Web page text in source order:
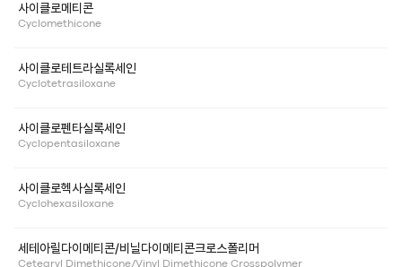
사이클로메티콘
Cyclomethicone
사이클로테트라실록세인
Cyclotetrasiloxane
사이클로펜타실록세인
Cyclopentasiloxane
사이클로헥사실록세인
Cyclohexasiloxane
세테아릴다이메티콘/비닐다이메티콘크로스폴리머
Cetearyl Dimethicone/Vinyl Dimethicone Crosspolymer